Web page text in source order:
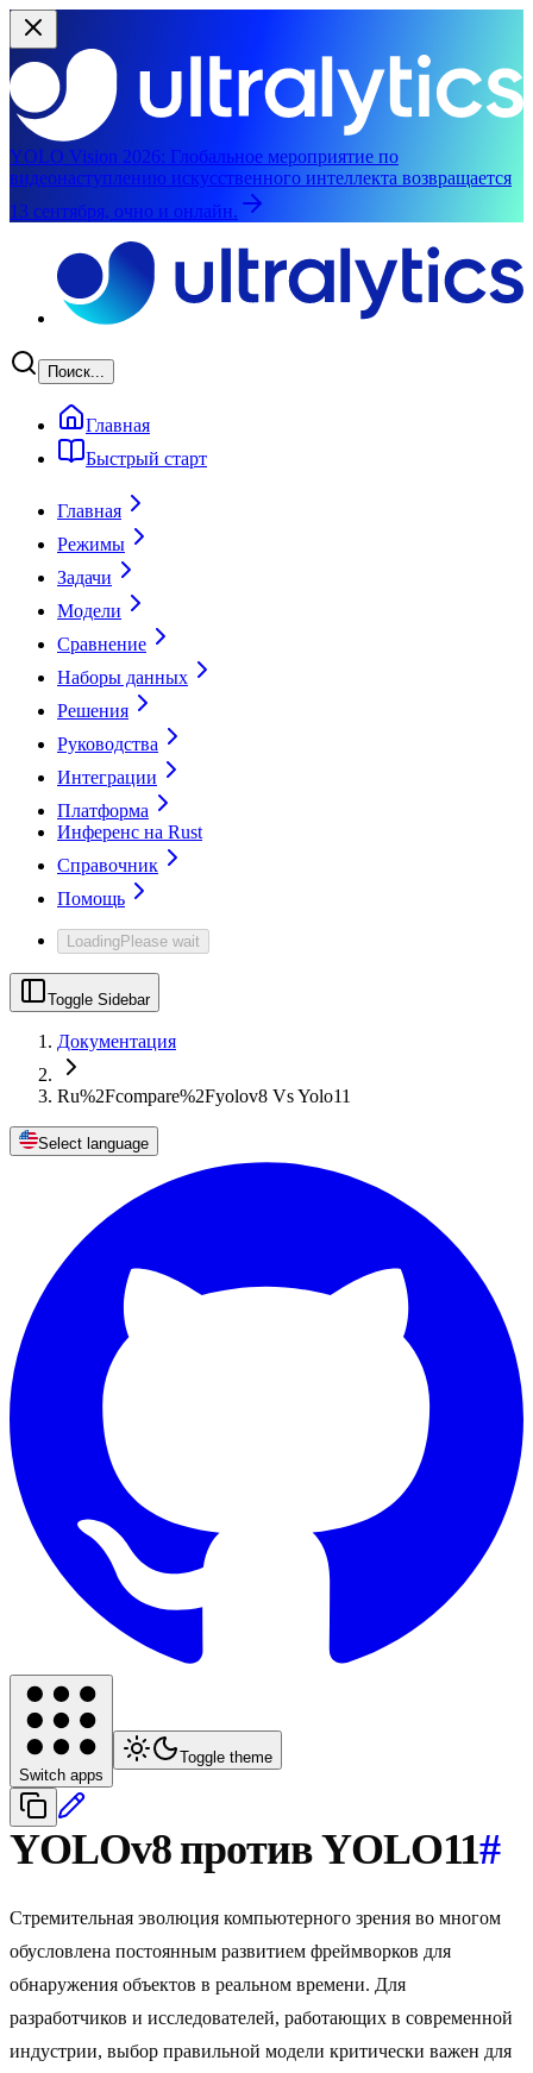
YOLO Vision 2026: Глобальное мероприятие по
видеонаступлению искусственного интеллекта возвращается
13 сентября, очно и онлайн.
Поиск...
Главная
Быстрый старт
Главная
Режимы
Задачи
Модели
Сравнение
Наборы данных
Решения
Руководства
Интеграции
Платформа
Инференс на Rust
Справочник
Помощь
LoadingPlease wait
Toggle Sidebar
Документация
Ru%2Fcompare%2Fyolov8 Vs Yolo11
Select language
Switch apps
Toggle theme
YOLOv8 против YOLO11#
Стремительная эволюция компьютерного зрения во многом
обусловлена постоянным развитием фреймворков для
обнаружения объектов в реальном времени. Для
разработчиков и исследователей, работающих в современной
индустрии, выбор правильной модели критически важен для